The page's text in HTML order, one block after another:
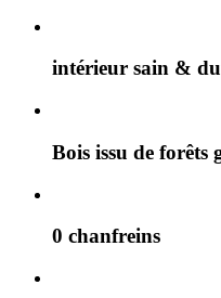
intérieur sain &
Bois issu de forêts
0 chanfreins